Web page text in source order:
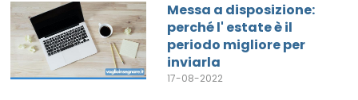
Messa a disposizione:
perché l' estate è il
periodo migliore per
inviarla
17-08-2022